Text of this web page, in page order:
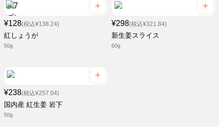
¥128(税込¥138.24)
紅しょうが
50g
¥298(税込¥321.84)
新生姜スライス
60g
¥238(税込¥257.04)
国内産 紅生姜 岩下
50g